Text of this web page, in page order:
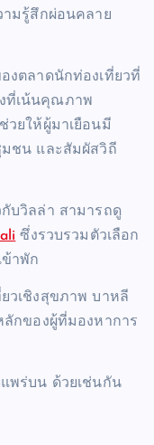
ามรู้สึกผ่อนคลาย
งตลาดนักท่องเที่ยวที่
งที่เน้นคุณภาพ
วยให้ผู้มาเยือนมี
มชน และสัมผัสวิถี
บวิลล่า สามารถดู
ซึ่งรวบรวมตัวเลือก
าพัก
วเชิงสุขภาพ บาหลี
ลักของผู้ที่มองหาการ
พร่บน ด้วยเช่นกัน